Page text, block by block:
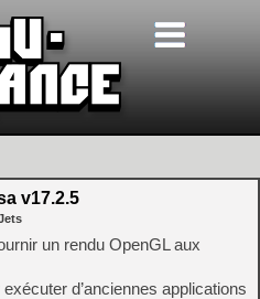
v17.2.5
un rendu OpenGL aux
d’anciennes applications